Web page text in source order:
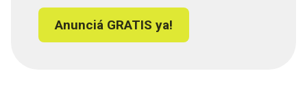
Anunciá GRATIS ya!